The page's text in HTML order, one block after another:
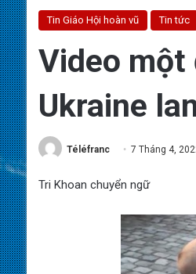
Tin Giáo Hội hoàn vũ Tin tức
Video
Ukraine
Téléfranc 7 Tháng 4,
Tri Khoan chuyển ngữ